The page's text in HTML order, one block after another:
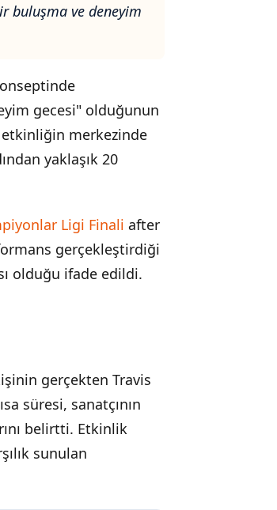
buluşma ve deneyim
gecesi" olduğunun
merkezinde
yaklaşık 20
Ligi Finali after
gerçekleştirdiği
olduğu ifade edildi.
gerçekten Travis
süresi, sanatçının
belirtti. Etkinlik
sunulan